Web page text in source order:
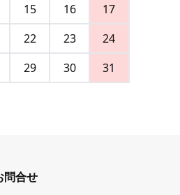
15 16
17
22 23
24
29 30 31
問合せ